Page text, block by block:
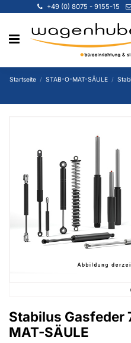
+49 (0) 8075 - 9155-15
Startseite STAB-O-MAT-SÄULE
Stabilus Gasfeder
MAT-SÄULE